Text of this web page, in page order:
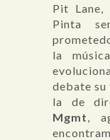
Pit Lane,
Pinta
la
debate
la de
Mgmt
,